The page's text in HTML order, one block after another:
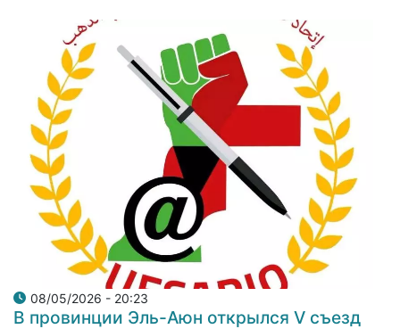
08/05/2026 - 20:23
В провинции Эль-Аюн открылся V съезд